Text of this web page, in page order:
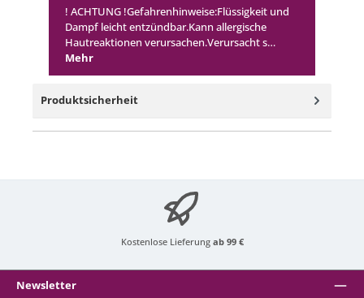
! ACHTUNG !Gefahrenhinweise:Flüssigkeit und
Dampf leicht entzündbar.Kann allergische
Hautreaktionen verursachen.Verursacht s…
Mehr
Produktsicherheit
Kostenlose Lieferung ab 99 €
Newsletter